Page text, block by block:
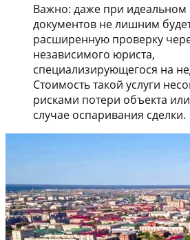
Важно: даже при идеальном
документов не лишним
расширенную проверку
независимого юриста,
специализирующегося на
Стоимость такой услуги
рисками потери объекта
случае оспаривания сделки.